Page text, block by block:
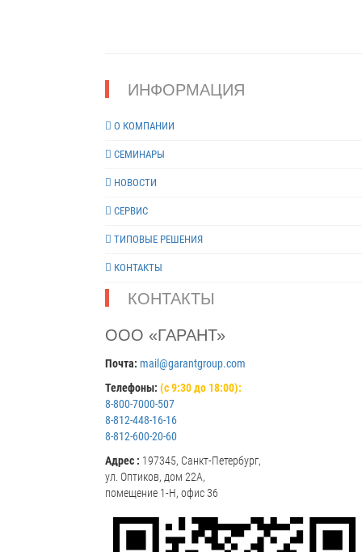
ИНФОРМАЦИЯ
О КОМПАНИИ
СЕМИНАРЫ
НОВОСТИ
СЕРВИС
ТИПОВЫЕ РЕШЕНИЯ
КОНТАКТЫ
КОНТАКТЫ
ООО «ГАРАНТ»
Почта: mail@garantgroup.com
Телефоны: (с 9:30 до 18:00):
8-800-7000-507
8-812-448-16-16
8-812-600-20-60
Адрес : 197345, Санкт-Петербург,
ул. Оптиков, дом 22А,
помещение 1-Н, офис 36